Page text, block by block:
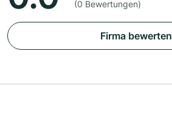
(0 Bewertungen)
Firma bewerten